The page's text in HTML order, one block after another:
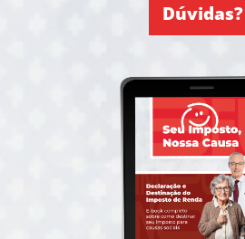
Dúvidas?